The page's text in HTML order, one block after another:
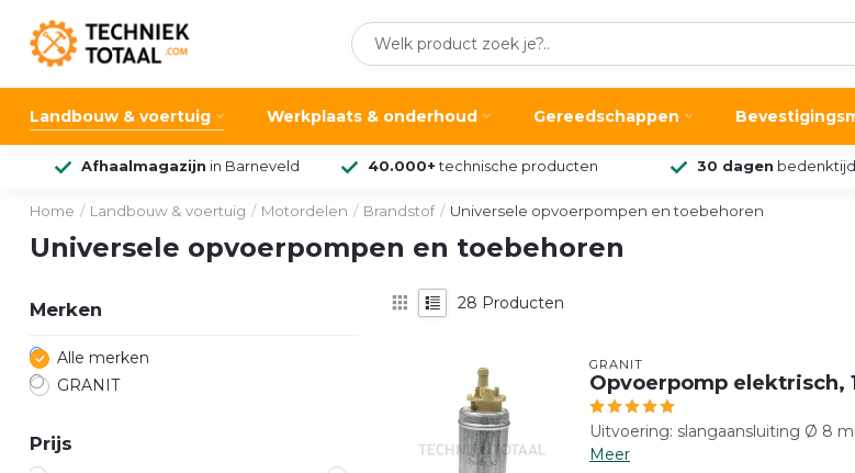
Landbouw & voertuig Werkplaats & onderhoud Gereedschappen
Afhaalmagazijn in Barneveld 40.000+ technische producten 30 dagen bedenktijd
Home / Landbouw & voertuig / Motordelen / Brandstof / Universele opvoerpompen en toebehoren
Universele opvoerpompen en toebehoren
Merken
Alle merken
GRANIT
Prijs
28 Producten
GRANIT
Opvoerpomp elektrisch,
Uitvoering: slangaansluiting Ø 8
Meer